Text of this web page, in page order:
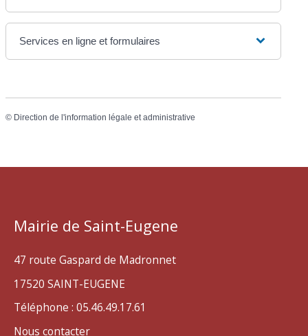
Services en ligne et formulaires
© Direction de l'information légale et administrative
Mairie de Saint-Eugene
47 route Gaspard de Madronnet
17520 SAINT-EUGENE
Téléphone : 05.46.49.17.61
Nous contacter